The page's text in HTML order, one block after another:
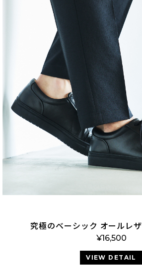
究極のベーシック オールレ
¥16,500
VIEW DETAIL